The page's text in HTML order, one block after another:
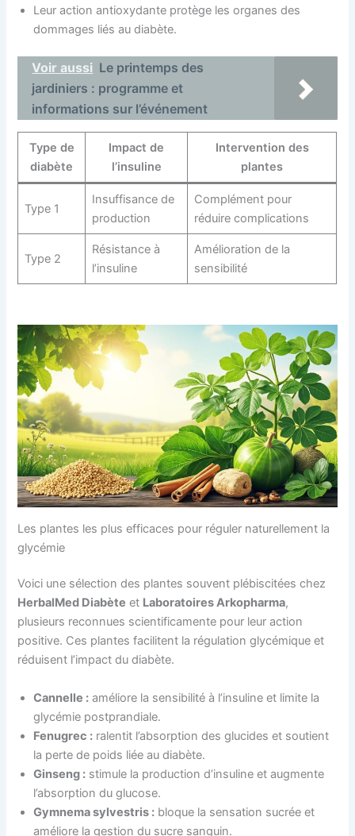
Leur action antioxydante protège les organes des
dommages liés au diabète.
Voir aussi Le printemps des
jardiniers : programme et
informations sur l’événement
Type de
diabète
Impact de
l’insuline
Intervention des
plantes
Type 1
Insuffisance de
production
Complément pour
réduire complications
Type 2
Résistance à
l’insuline
Amélioration de la
sensibilité
Les plantes les plus efficaces pour réguler naturellement la
glycémie
Voici une sélection des plantes souvent plébiscitées chez
HerbalMed Diabète et Laboratoires Arkopharma,
plusieurs reconnues scientificamente pour leur action
positive. Ces plantes facilitent la régulation glycémique et
réduisent l’impact du diabète.
Cannelle : améliore la sensibilité à l’insuline et limite la
glycémie postprandiale.
Fenugrec : ralentit l’absorption des glucides et soutient
la perte de poids liée au diabète.
Ginseng : stimule la production d’insuline et augmente
l’absorption du glucose.
Gymnema sylvestris : bloque la sensation sucrée et
améliore la gestion du sucre sanguin.